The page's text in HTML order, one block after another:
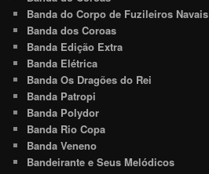
Banda do Corpo de Fuzileiros Navais
Banda dos Coroas
Banda Edição Extra
Banda Elétrica
Banda Os Dragões do Rei
Banda Patropi
Banda Polydor
Banda Rio Copa
Banda Veneno
Bandeirante e Seus Melódicos